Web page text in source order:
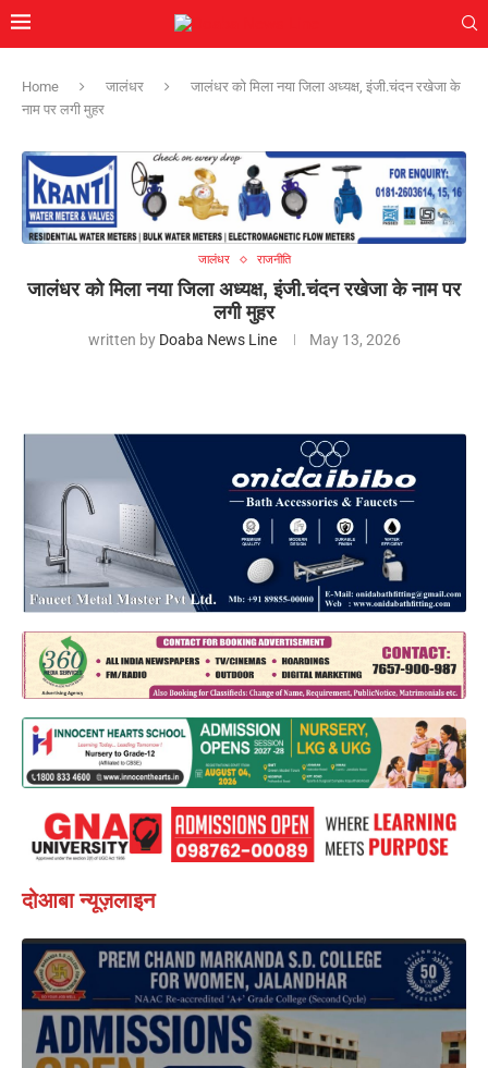
Home जालंधर
जालंधर को मिला नया जिला अध्यक्ष, इंजी.चंदन रखेजा के
नाम पर लगी मुहर
जालंधर राजनीति
जालंधर को मिला नया जिला अध्यक्ष, इंजी.चंदन रखेजा के नाम पर
लगी मुहर
written by Doaba News Line May 13, 2026
दोआबा न्यूज़लाइन